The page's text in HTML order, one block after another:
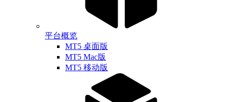
平台概览
MT5 桌面版
MT5 Mac版
MT5 移动版